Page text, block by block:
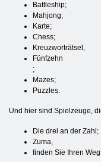
Battleship;
Mahjong;
Karte;
Chess;
Kreuzworträtsel,
Fünfzehn
;
Mazes;
Puzzles.
Und hier sind Spielzeuge,
Die drei an der Zahl;
Zuma,
finden Sie Ihren